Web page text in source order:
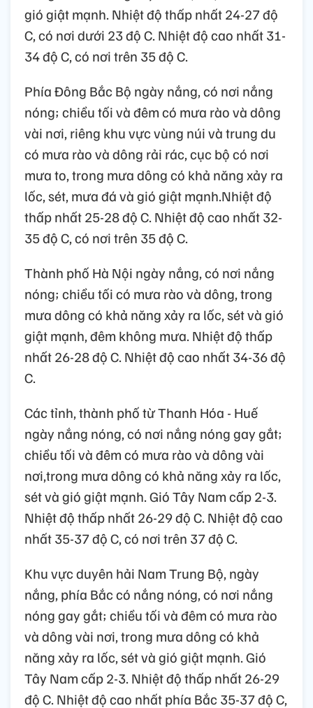
gió giật mạnh. Nhiệt độ thấp nhất 24-27 độ
C, có nơi dưới 23 độ C. Nhiệt độ cao nhất 31-
34 độ C, có nơi trên 35 độ C.
Phía Đông Bắc Bộ ngày nắng, có nơi nắng
nóng; chiều tối và đêm có mưa rào và dông
vài nơi, riêng khu vực vùng núi và trung du
có mưa rào và dông rải rác, cục bộ có nơi
mưa to, trong mưa dông có khả năng xảy ra
lốc, sét, mưa đá và gió giật mạnh.Nhiệt độ
thấp nhất 25-28 độ C. Nhiệt độ cao nhất 32-
35 độ C, có nơi trên 35 độ C.
Thành phố Hà Nội ngày nắng, có nơi nắng
nóng; chiều tối có mưa rào và dông, trong
mưa dông có khả năng xảy ra lốc, sét và gió
giật mạnh, đêm không mưa. Nhiệt độ thấp
nhất 26-28 độ C. Nhiệt độ cao nhất 34-36 độ
C.
Các tỉnh, thành phố từ Thanh Hóa - Huế
ngày nắng nóng, có nơi nắng nóng gay gắt;
chiều tối và đêm có mưa rào và dông vài
nơi,trong mưa dông có khả năng xảy ra lốc,
sét và gió giật mạnh. Gió Tây Nam cấp 2-3.
Nhiệt độ thấp nhất 26-29 độ C. Nhiệt độ cao
nhất 35-37 độ C, có nơi trên 37 độ C.
Khu vực duyên hải Nam Trung Bộ, ngày
nắng, phía Bắc có nắng nóng, có nơi nắng
nóng gay gắt; chiều tối và đêm có mưa rào
và dông vài nơi, trong mưa dông có khả
năng xảy ra lốc, sét và gió giật mạnh. Gió
Tây Nam cấp 2-3. Nhiệt độ thấp nhất 26-29
độ C. Nhiệt độ cao nhất phía Bắc 35-37 độ C,